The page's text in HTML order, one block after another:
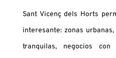
Sant Vicenç dels Horts
interesante: zonas
tranquilas, negocios con